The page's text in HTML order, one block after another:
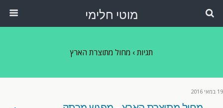
מוטי חלימי
תגיות › מחול מתוצרת הארץ
19 במאי 2016